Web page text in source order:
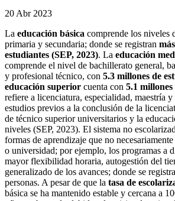
20 Abr 2023
La educación básica comprende los niveles
primaria y secundaria; donde se registran
estudiantes (SEP, 2023). La educación
comprende el nivel de bachillerato general,
y profesional técnico, con 5.3 millones de
educación superior cuenta con 5.1 millones
refiere a licenciatura, especialidad, maestría
estudios previos a la conclusión de la
de técnico superior universitarios y la
niveles (SEP, 2023). El sistema no
formas de aprendizaje que no
o universidad; por ejemplo, los programas a
mayor flexibilidad horaria, autogestión del
generalizado de los avances; donde se
personas. A pesar de que la tasa de
básica se ha mantenido estable y cercana a